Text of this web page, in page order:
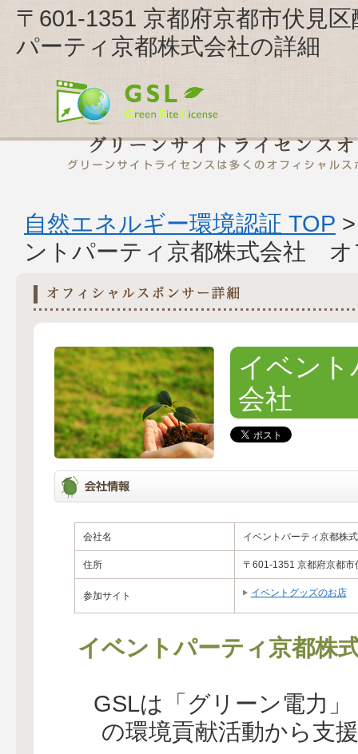
〒601-1351 京都府京都市伏見
パーティ京都株式会社の詳細
自然エネルギー環境認証 TOP
ントパーティ京都株式会社
イベン
会社
会社名 イベントパーティ京都株
住所 〒601-1351 京都府京都
参加サイト イベントグッズのお店
イベントパーティ京都株
GSLは「グリーン電力
の環境貢献活動から支